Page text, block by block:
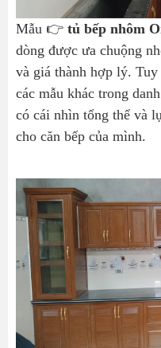
Mẫu 👉 tủ bếp nhôm
dòng được ưa chuộng
và giá thành hợp lý.
các mẫu khác trong
có cái nhìn tổng thể và
cho căn bếp của mình.